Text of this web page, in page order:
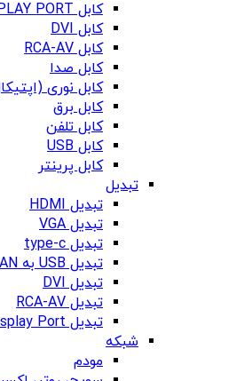
کابل DISPLAY PORT
کابل DVI
کابل RCA-AV
کابل صدا
کابل نوری
کابل برق
کابل تلفن
کابل USB
کابل پرینتر
تبدیل
تبدیل HDMI
تبدیل VGA
تبدیل type-c
تبدیل USB به LAN
تبدیل DVI
تبدیل RCA-AV
تبدیل Display Port
شبکه
مودم